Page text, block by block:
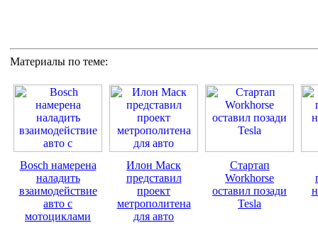
Материалы по теме:
Bosch намерена
наладить
взаимодействие
авто с
мотоциклами
Илон Маск
представил
проект
метрополитена
для авто
Стартап
Workhorse
оставил позади
Tesla